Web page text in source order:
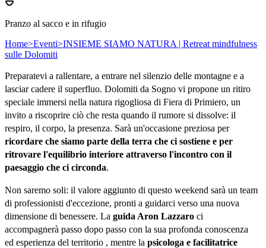
Pranzo al sacco e in rifugio
Home>Eventi>INSIEME SIAMO NATURA | Retreat mindfulness
sulle Dolomiti
Preparatevi a rallentare, a entrare nel silenzio delle montagne e a
lasciar cadere il superfluo. Dolomiti da Sogno vi propone un ritiro
speciale immersi nella natura rigogliosa di Fiera di Primiero, un
invito a riscoprire ciò che resta quando il rumore si dissolve: il
respiro, il corpo, la presenza. Sarà un'occasione preziosa per
ricordare che siamo parte della terra che ci sostiene e per
ritrovare l'equilibrio interiore attraverso l'incontro con il
paesaggio che ci circonda.
Non saremo soli: il valore aggiunto di questo weekend sarà un team
di professionisti d'eccezione, pronti a guidarci verso una nuova
dimensione di benessere. La guida Aron Lazzaro ci
accompagnerà passo dopo passo con la sua profonda conoscenza
ed esperienza del territorio , mentre la psicologa e facilitatrice